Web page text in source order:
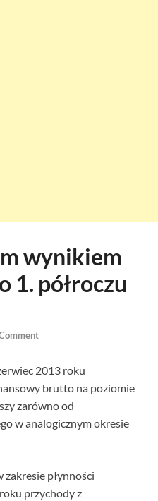
wynikiem
1. półroczu
2013 roku
brutto na poziomie
zarówno od
w analogicznym okresie
zakresie płynności
przychody z